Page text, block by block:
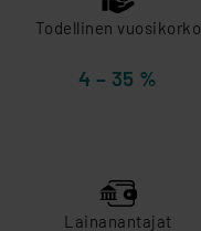
Todellinen vuosikorko
4 – 35 %
Lainanantajat